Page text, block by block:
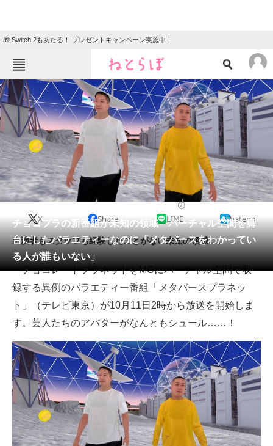
🎁 Switch 2もあたる！ プレゼントキャンペーン実施中！
ねとらぼメニュー
TOP ニュース
エンタメ クイズ
グルメ 地域
住まい 教育・育児
動物 リサーチ
会員記事
メディア
注目記事を集めた総合ページ
ITの今と未来を見通す
スマホと通信の最新トレンド
進化するPCとデバイスの未来
好きが集まる 比べて選べる
ビジネスと働き方のヒント
AI活用のいまが分かる
チョコプラの新番組が未知の領域 バーチャル空間を舞
台にしたバラエティーなのに「メタバースをわかってい
る人が誰もいない」
X Share LINE hatena
出演者もスタッフも経験したことがない未知の領域に。
チョコレートプラネットをMCにバーチャル空間で収
録する異例のバラエティー番組「メタバースプラネッ
ト」（テレビ東京）が10月11日2時から放送を開始しま
す。芸人たちのアバターがなんともシュール……！